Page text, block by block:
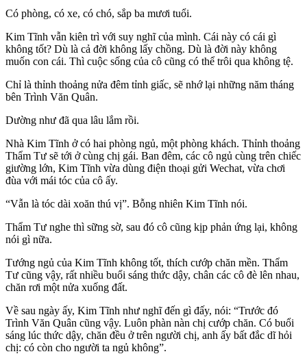
Có phòng, có xe, có chó, sắp ba mươi tuổi.
Kim Tĩnh vẫn kiên trì với suy nghĩ của mình. Cái này có cái gì
không tốt? Dù là cả đời không lấy chồng. Dù là đời này không
muốn con cái. Thì cuộc sống của cô cũng có thể trôi qua không tệ.
Chỉ là thỉnh thoảng nửa đêm tỉnh giấc, sẽ nhớ lại những năm tháng
bên Trình Văn Quân.
Dường như đã qua lâu lắm rồi.
Nhà Kim Tĩnh ở có hai phòng ngủ, một phòng khách. Thỉnh thoảng
Thẩm Tư sẽ tới ở cùng chị gái. Ban đêm, các cô ngủ cùng trên chiếc
giường lớn, Kim Tĩnh vừa dùng điện thoại gửi Wechat, vừa chơi
đùa với mái tóc của cô ấy.
“Vẫn là tóc dài xoăn thú vị”. Bỗng nhiên Kim Tĩnh nói.
Thẩm Tư nghe thì sững sờ, sau đó cô cũng kịp phản ứng lại, không
nói gì nữa.
Tướng ngủ của Kim Tĩnh không tốt, thích cướp chăn mền. Thẩm
Tư cũng vậy, rất nhiều buổi sáng thức dậy, chân các cô đè lên nhau,
chăn rơi một nửa xuống đất.
Về sau ngày ấy, Kim Tĩnh như nghĩ đến gì đấy, nói: “Trước đó
Trình Văn Quân cũng vậy. Luôn phàn nàn chị cướp chăn. Có buổi
sáng lúc thức dậy, chăn đều ở trên người chị, anh ấy bất đắc dĩ hỏi
chị: có còn cho người ta ngủ không”.